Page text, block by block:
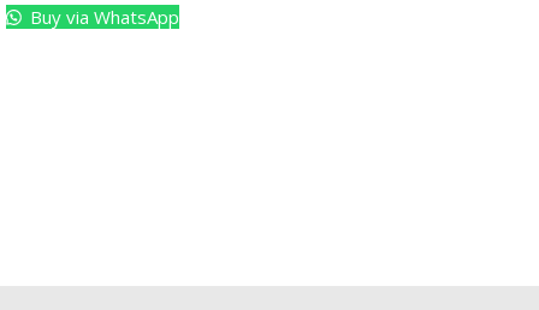
Buy via WhatsApp